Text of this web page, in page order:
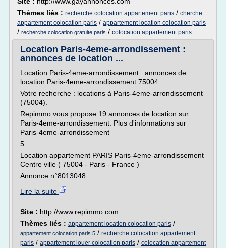
Thèmes liés : recherche colocation appartement paris / cherche
appartement colocation paris / appartement location colocation paris
/ recherche colocation gratuite paris / colocation appartement paris
Location Paris-4eme-arrondissement :
annonces de location ...
Location Paris-4eme-arrondissement : annonces de
location Paris-4eme-arrondissement 75004
Votre recherche : locations à Paris-4eme-arrondissement
(75004).
Repimmo vous propose 19 annonces de location sur
Paris-4eme-arrondissement. Plus d'informations sur
Paris-4eme-arrondissement
5
Location appartement PARIS Paris-4eme-arrondissement
Centre ville ( 75004 - Paris - France )
Annonce n°8013048 :...
Lire la suite
Site : http://www.repimmo.com
Thèmes liés : appartement location colocation paris /
appartement colocation paris 5 / recherche colocation appartement
paris / appartement louer colocation paris / colocation appartement